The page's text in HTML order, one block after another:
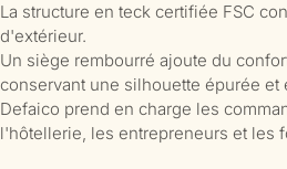
La structure en teck certifiée FSC
d'extérieur.
Un siège rembourré ajoute du
conservant une silhouette épurée et
Defaico prend en charge les
l'hôtellerie, les entrepreneurs et les